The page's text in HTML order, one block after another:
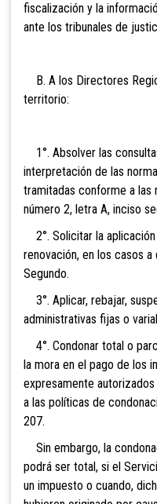
fiscalización y la
ante los tribunales de
B. A los Directores
territorio:
1°. Absolver las
interpretación de las
tramitadas conforme a las
número 2, letra A, inciso
2°. Solicitar la
renovación, en los casos
Segundo.
3°. Aplicar, rebajar,
administrativas fijas o
4°. Condonar total o
la mora en el pago de los
expresamente
a las políticas de
207.
Sin embargo, la
podrá ser total, si el
un impuesto o cuando,